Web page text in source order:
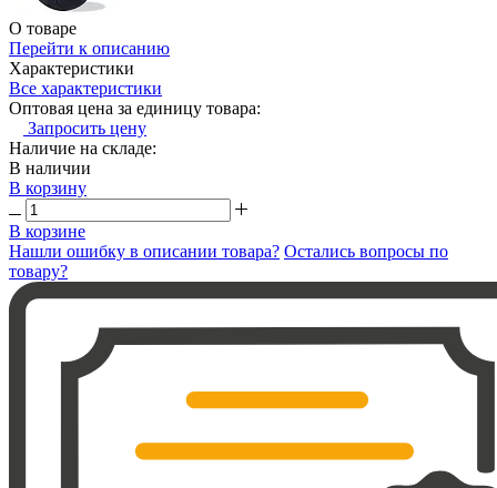
О товаре
Перейти к описанию
Характеристики
Все характеристики
Оптовая цена за единицу товара:
Запросить цену
Наличие на складе:
В наличии
В корзину
В корзине
Нашли ошибку в описании товара? Остались вопросы по
товару?